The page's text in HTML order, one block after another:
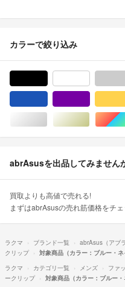
カラーで絞り込み
シルバー/銀色系ゴールド/
abrAsusを出品してみません
買取よりも高値で売れる!
まずはabrAsusの売れ筋価格をチェ
ラクマ ブランド一覧 abrAsus（アブ
クリップ
対象商品（カラー：ブルー・ネ
ラクマ
カテゴリ一覧 メンズ ファ
ークリップ
対象商品（カラー：ブルー・